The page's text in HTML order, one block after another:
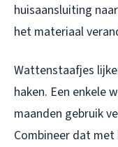
huisaansluiting
het materiaal
Wattenstaafjes
haken. Een enkele
maanden gebruik
Combineer dat met